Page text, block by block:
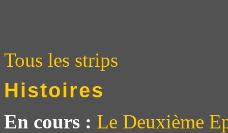
Tous les strips
Histoires
En cours : Le Deuxième